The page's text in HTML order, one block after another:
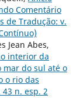
Comentário
de Tradução: v.
Jean Abes,
interior da
do sul até o
o rio das
n. esp. 2